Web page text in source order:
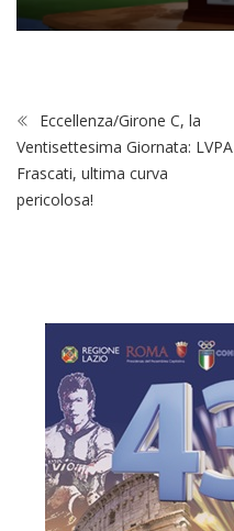
Eccellenza/Girone C, la
Ventisettesima Giornata: LVPA
Frascati, ultima curva
pericolosa!